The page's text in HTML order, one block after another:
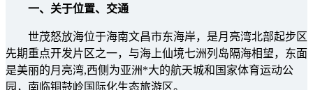
一、关于位置、交通
世茂怒放海位于海南文昌市东海岸，是月亮湾北部起步区
先期重点开发片区之一，与海上仙境七洲列岛隔海相望，东面
是美丽的月亮湾,西侧为亚洲*大的航天城和国家体育运动公
园，南临铜鼓岭国际化生态旅游区。